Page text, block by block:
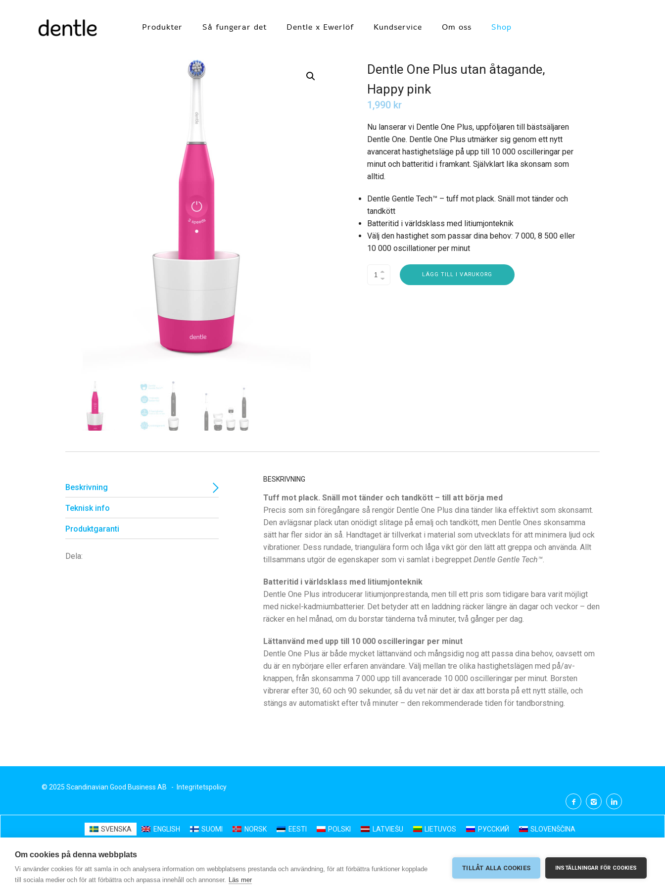
Produkter Så fungerar det Dentle x Ewerlöf Kundservice Om oss Shop
Dentle One Plus utan åtagande,
Happy pink
1,990 kr
Nu lanserar vi Dentle One Plus, uppföljaren till bästsäljaren
Dentle One. Dentle One Plus utmärker sig genom ett nytt
avancerat hastighetsläge på upp till 10 000 oscilleringar per
minut och batteritid i framkant. Självklart lika skonsam som
alltid.
Dentle Gentle Tech™ – tuff mot plack. Snäll mot tänder och
tandkött
Batteritid i världsklass med litiumjonteknik
Välj den hastighet som passar dina behov: 7 000, 8 500 eller
10 000 oscillationer per minut
LÄGG TILL I VARUKORG
Beskrivning
Teknisk info
Produktgaranti
Dela:
BESKRIVNING
Tuff mot plack. Snäll mot tänder och tandkött – till att börja med
Precis som sin föregångare så rengör Dentle One Plus dina tänder lika effektivt som skonsamt.
Den avlägsnar plack utan onödigt slitage på emalj och tandkött, men Dentle Ones skonsamma
sätt har fler sidor än så. Handtaget är tillverkat i material som utvecklats för att minimera ljud ock
vibrationer. Dess rundade, triangulära form och låga vikt gör den lätt att greppa och använda. Allt
tillsammans utgör de egenskaper som vi samlat i begreppet Dentle Gentle Tech™.
Batteritid i världsklass med litiumjonteknik
Dentle One Plus introducerar litiumjonprestanda, men till ett pris som tidigare bara varit möjligt
med nickel-kadmiumbatterier. Det betyder att en laddning räcker längre än dagar och veckor – den
räcker en hel månad, om du borstar tänderna två minuter, två gånger per dag.
Lättanvänd med upp till 10 000 oscilleringar per minut
Dentle One Plus är både mycket lättanvänd och mångsidig nog att passa dina behov, oavsett om
du är en nybörjare eller erfaren användare. Välj mellan tre olika hastighetslägen med på/av-
knappen, från skonsamma 7 000 upp till avancerade 10 000 oscilleringar per minut. Borsten
vibrerar efter 30, 60 och 90 sekunder, så du vet när det är dax att borsta på ett nytt ställe, och
stängs av automatiskt efter två minuter – den rekommenderade tiden för tandborstning.
© 2025 Scandinavian Good Business AB - Integritetspolicy
SVENSKA ENGLISH SUOMI NORSK EESTI POLSKI LATVIEŠU LIETUVOS РУССКИЙ SLOVENŠČINA
Om cookies på denna webbplats
Vi använder cookies för att samla in och analysera information om webbplatsens prestanda och användning, för att förbättra funktioner kopplade
till sociala medier och för att förbättra och anpassa innehåll och annonser. Läs mer
TILLÅT ALLA COOKIES INSTÄLLNINGAR FÖR COOKIES